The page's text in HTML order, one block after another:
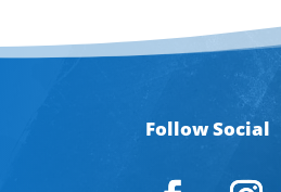
Follow Social